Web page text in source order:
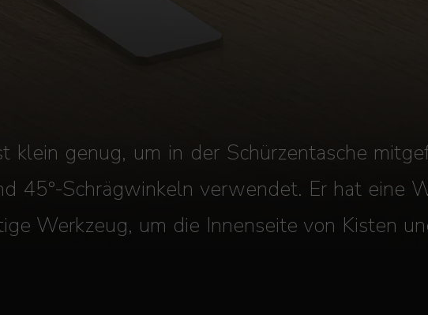
klein genug, um in der Schürzentasche
45°-Schrägwinkeln verwendet. Er hat eine
Werkzeug, um die Innenseite von Kisten